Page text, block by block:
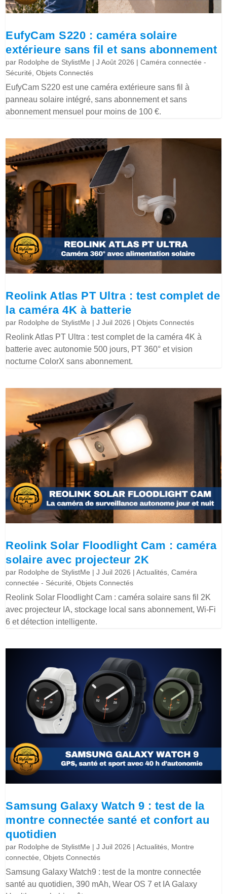
EufyCam S220 : caméra solaire
extérieure sans fil et sans abonnement
par Rodolphe de StylistMe |J Août 2026 |Caméra connectée -
Sécurité ,Objets Connectés
EufyCam S220 est une caméra extérieure sans fil à
panneau solaire intégré, sans abonnement et sans
abonnement mensuel pour moins de 100 €.
Reolink Atlas PT Ultra : test complet de
la caméra 4K à batterie
par Rodolphe de StylistMe |J Juil 2026 |Objets Connectés
Reolink Atlas PT Ultra : test complet de la caméra 4K à
batterie avec autonomie 500 jours, PT 360° et vision
nocturne ColorX sans abonnement.
Reolink Solar Floodlight Cam : caméra
solaire avec projecteur 2K
par Rodolphe de StylistMe |J Juil 2026 |Actualités ,Caméra
connectée - Sécurité ,Objets Connectés
Reolink Solar Floodlight Cam : caméra solaire sans fil 2K
avec projecteur IA, stockage local sans abonnement, Wi-Fi
6 et détection intelligente.
Samsung Galaxy Watch 9 : test de la
montre connectée santé et confort au
quotidien
par Rodolphe de StylistMe |J Juil 2026 |Actualités Montre
connectée ,Objets Connectés
Samsung Galaxy Watch9 : test de la montre connectée
santé au quotidien, 390 mAh, Wear OS 7 et IA Galaxy